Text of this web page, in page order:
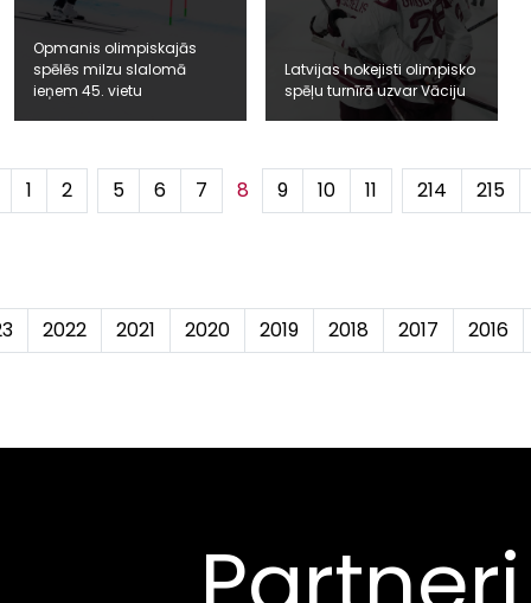
Opmanis olimpiskajās
spēlēs milzu slalomā
ieņem 45. vietu
Latvijas hokejisti olimpisko
spēļu turnīrā uzvar Vāciju
1 2 5 6 7 8 9 10 11 214 215
2022 2021 2020 2019 2018 2017 2016